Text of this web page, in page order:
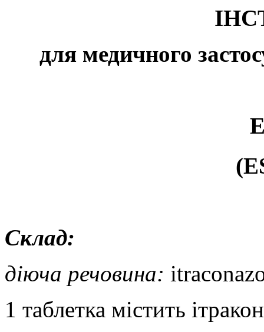
для медичного
Склад:
діюча речовина: і
1 таблетка містить